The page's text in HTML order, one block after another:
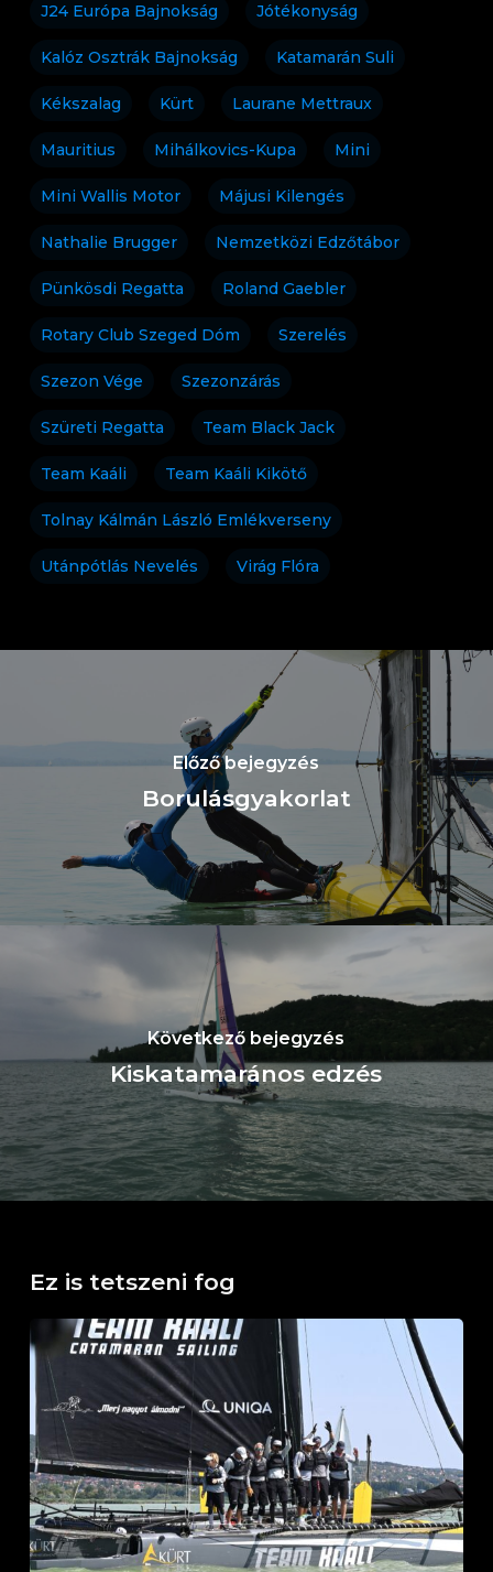
J24 Európa Bajnokság Jótékonyság
Kalóz Osztrák Bajnokság Katamarán Suli
Kékszalag Kürt Laurane Mettraux
Mauritius Mihálkovics-Kupa Mini
Mini Wallis Motor Májusi Kilengés
Nathalie Brugger Nemzetközi Edzőtábor
Pünkösdi Regatta Roland Gaebler
Rotary Club Szeged Dóm Szerelés
Szezon Vége Szezonzárás
Szüreti Regatta Team Black Jack
Team Kaáli Team Kaáli Kikötő
Tolnay Kálmán László Emlékverseny
Utánpótlás Nevelés Virág Flóra
Előző bejegyzés
Borulásgyakorlat
Következő bejegyzés
Kiskatamarános edzés
Ez is tetszeni fog
Horváth
Boldizsár
Emlékverseny
Balatonfüred,
2026.
július
26.